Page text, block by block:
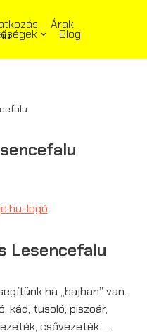
Árak
Blog
Lesencefalu
ha „bajban” van.
kád, tusoló, piszoár,
csővezeték …